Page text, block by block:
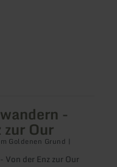
-
zur Our
Goldenen Grund |
Von der Enz zur Our